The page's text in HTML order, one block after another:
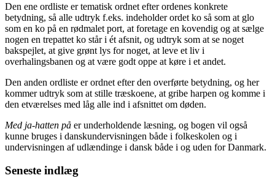
Den ene ordliste er tematisk ordnet efter ordenes konkrete
betydning, så alle udtryk f.eks. indeholder ordet ko så som at glo
som en ko på en rødmalet port, at foretage en kovendig og at sælge
nogen en trepattet ko står i ét afsnit, og udtryk som at se noget
bakspejlet, at give grønt lys for noget, at leve et liv i
overhalingsbanen og at være godt oppe at køre i et andet.
Den anden ordliste er ordnet efter den overførte betydning, og her
kommer udtryk som at stille træskoene, at gribe harpen og komme i
den etværelses med låg alle ind i afsnittet om døden.
Med ja-hatten på er underholdende læsning, og bogen vil også
kunne bruges i danskundervisningen både i folkeskolen og i
undervisningen af udlændinge i dansk både i og uden for Danmark.
Seneste indlæg